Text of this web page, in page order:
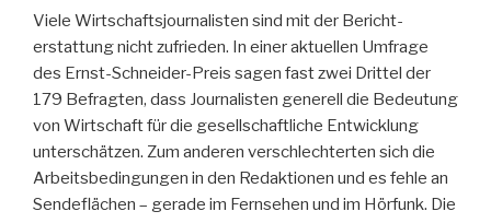
Viele Wirtschaftsjournalisten sind mit der Bericht­
erstattung nicht zufrieden. In einer aktuellen Umfrage
des Ernst-Schneider-Preis sagen fast zwei Drittel der
179 Befragten, dass Journalisten generell die Bedeutung
von Wirtschaft für die gesellschaftliche Entwicklung
unterschätzen. Zum anderen verschlechterten sich die
Arbeitsbedingungen in den Redaktionen und es fehle an
Sendeflächen – gerade im Fernsehen und im Hörfunk. Die